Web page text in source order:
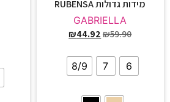
מידות גדולות RUBENSA
GABRIELLA
₪59.90
₪44.92
6
7
8/9